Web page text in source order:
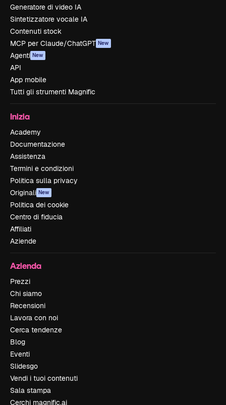
Generatore di video IA
Sintetizzatore vocale IA
Contenuti stock
MCP per Claude/ChatGPT New
Agenti New
API
App mobile
Tutti gli strumenti Magnific
Inizia
Academy
Documentazione
Assistenza
Termini e condizioni
Politica sulla privacy
Originali New
Politica dei cookie
Centro di fiducia
Affiliati
Aziende
Azienda
Prezzi
Chi siamo
Recensioni
Lavora con noi
Cerca tendenze
Blog
Eventi
Slidesgo
Vendi i tuoi contenuti
Sala stampa
Cerchi magnific.ai